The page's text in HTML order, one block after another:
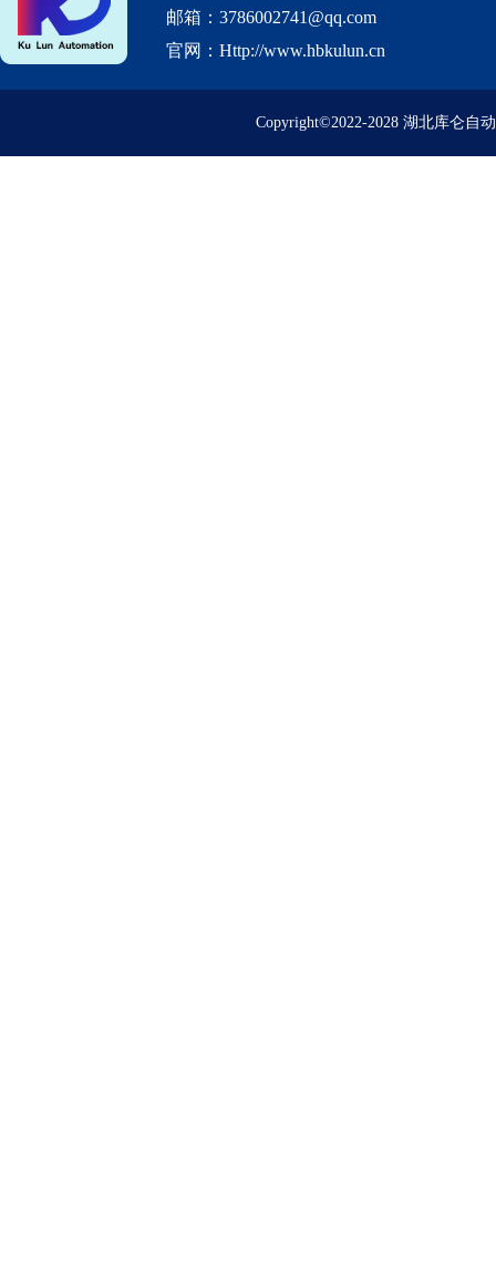
邮箱：3786002741@qq.com
官网：Http://www.hbkulun.cn
Copyright©2022-2028 湖北库仑自